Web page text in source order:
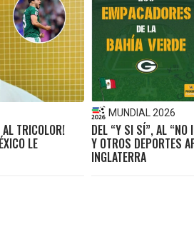
AL TRICOLOR!
LE
MUNDIAL 2026
DEL “Y SI SÍ”, AL “NO
Y OTROS DEPORTES
INGLATERRA